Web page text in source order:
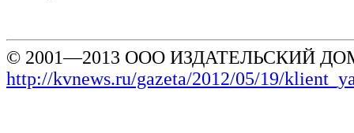
© 2001—2013 ООО ИЗДАТЕЛЬСКИЙ
http://kvnews.ru/gazeta/2012/05/19/